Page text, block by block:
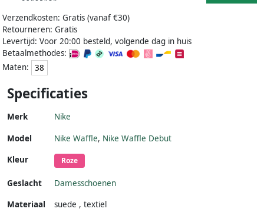
Verzendkosten: Gratis (vanaf €30)
Retourneren: Gratis
Levertijd: Voor 20:00 besteld, volgende dag in huis
Betaalmethodes:
Maten:
38
Specificaties
Merk Nike
Model Nike Waffle, Nike Waffle Debut
Kleur
Roze
Geslacht
Damesschoenen
Materiaal
suede , textiel